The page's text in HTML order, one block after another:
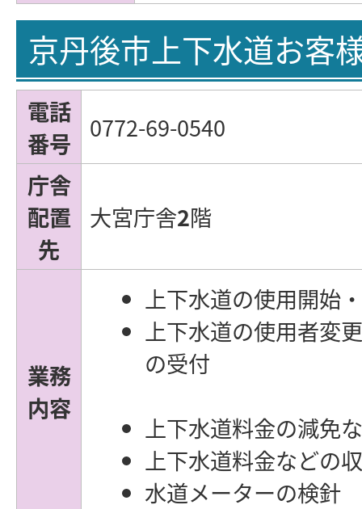
京丹後市上下水道お客
電話
番号
0772-69-0540
庁舎
配置
先
大宮庁舎2階
業務
内容
上下水道の使用開始
上下水道の使用者変
の
上下水道料金の減免
上下水道料金などの
水道メーターの検針